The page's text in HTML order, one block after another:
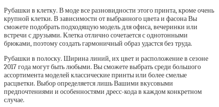
Рубашки в клетку. В моде все разновидности этого принта, кроме очень
крупной клетки. В зависимости от выбранного цвета и фасона Вы
сможете подобрать подходящую модель для офиса, вечеринки или
встречи с друзьями. Клетка отлично сочетается с однотонными
брюками, поэтому создать гармоничный образ удастся без труда.
Рубашки в полоску. Ширина линий, их цвет и расположение в сезоне
2017 года могут быть любыми. Вы сможете выбрать среди большого
ассортимента моделей классические принты или более смелые
расцветки. Выбор определяется лишь Вашими вкусовыми
предпочтениями и особенностями дресс-кода в каждом конкретном
случае.